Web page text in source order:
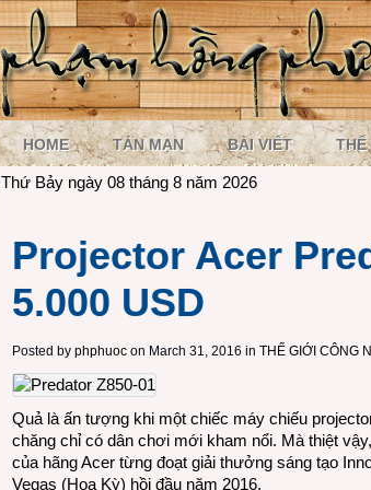
HOME TẢN MẠN BÀI VIẾT THẾ
Thứ Bảy ngày 08 tháng 8 năm 2026
Projector Acer
5.000 USD
Posted by phphuoc on March 31, 2016 in THẾ GIỚI CÔNG
Quả là ấn tượng khi một chiếc máy chiếu
chăng chỉ có dân chơi mới kham nổi. Mà thiệt
của hãng Acer từng đoạt giải thưởng sáng tạo
Vegas (Hoa Kỳ) hồi đầu năm 2016.